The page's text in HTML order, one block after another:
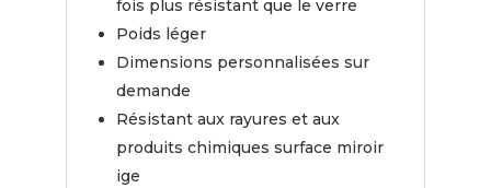
fois plus résistant que le verre
Poids léger
Dimensions personnalisées sur
demande
Résistant aux rayures et aux
produits chimiques surface miroir
ige